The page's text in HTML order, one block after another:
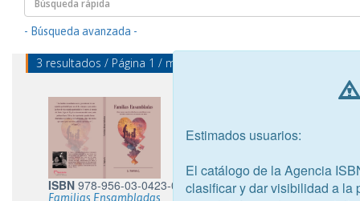
- Búsqueda avanzada -
3 resultados / Página 1 / mostrando 1 - 3
ISBN 978-956-03-0423-0
Familias Ensambladas
Estimados usuarios:
El catálogo de la Agencia
clasificar y dar visibilidad a la